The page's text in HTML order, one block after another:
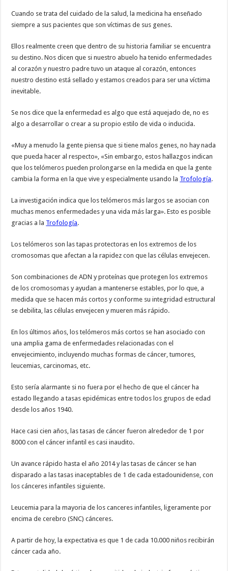
Cuando se trata del cuidado de la salud, la medicina ha enseñado
siempre a sus pacientes que son víctimas de sus genes.
Ellos realmente creen que dentro de su historia familiar se encuentra
su destino. Nos dicen que si nuestro abuelo ha tenido enfermedades
al corazón y nuestro padre tuvo un ataque al corazón, entonces
nuestro destino está sellado y estamos creados para ser una víctima
inevitable.
Se nos dice que la enfermedad es algo que está aquejado de, no es
algo a desarrollar o crear a su propio estilo de vida o inducida.
«Muy a menudo la gente piensa que si tiene malos genes, no hay nada
que pueda hacer al respecto», «Sin embargo, estos hallazgos indican
que los telómeros pueden prolongarse en la medida en que la gente
cambia la forma en la que vive y especialmente usando la Trofología.
La investigación indica que los telómeros más largos se asocian con
muchas menos enfermedades y una vida más larga». Esto es posible
gracias a la Trofología.
Los telómeros son las tapas protectoras en los extremos de los
cromosomas que afectan a la rapidez con que las células envejecen.
Son combinaciones de ADN y proteínas que protegen los extremos
de los cromosomas y ayudan a mantenerse estables, por lo que, a
medida que se hacen más cortos y conforme su integridad estructural
se debilita, las células envejecen y mueren más rápido.
En los últimos años, los telómeros más cortos se han asociado con
una amplia gama de enfermedades relacionadas con el
envejecimiento, incluyendo muchas formas de cáncer, tumores,
leucemias, carcinomas, etc.
Esto sería alarmante si no fuera por el hecho de que el cáncer ha
estado llegando a tasas epidémicas entre todos los grupos de edad
desde los años 1940.
Hace casi cien años, las tasas de cáncer fueron alrededor de 1 por
8000 con el cáncer infantil es casi inaudito.
Un avance rápido hasta el año 2014 y las tasas de cáncer se han
disparado a las tasas inaceptables de 1 de cada estadounidense, con
los cánceres infantiles siguiente.
Leucemia para la mayoria de los canceres infantiles, ligeramente por
encima de cerebro (SNC) cánceres.
A partir de hoy, la expectativa es que 1 de cada 10.000 niños recibirán
cáncer cada año.